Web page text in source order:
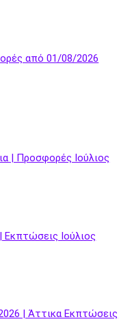
από 01/08/2026
| Προσφορές Ιούλιος
Ιούλιος
| Άττικα Εκπτώσεις